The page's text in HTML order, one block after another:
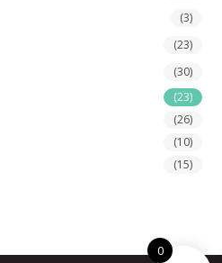
(3)
(23)
(30)
(23)
(26)
(10)
(15)
0